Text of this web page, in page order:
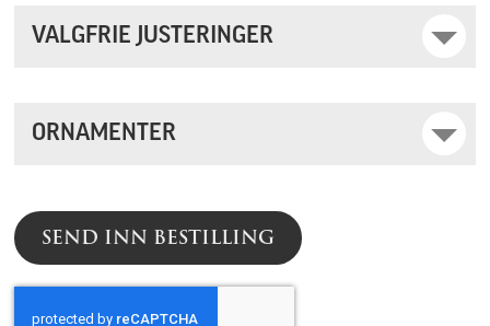
VALGFRIE JUSTERINGER
ORNAMENTER
SEND INN BESTILLING